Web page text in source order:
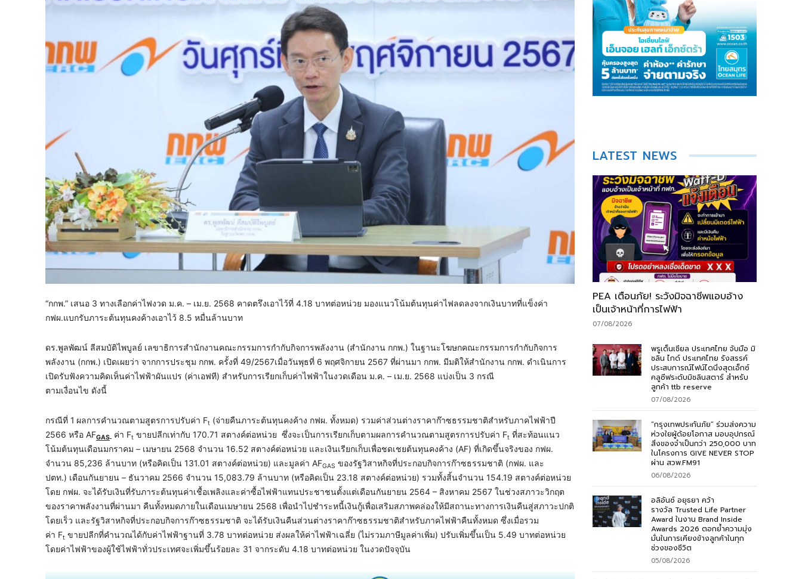
“กกพ.” เสนอ 3 ทางเลือกค่าไฟงวด ม.ค. – เม.ย. 2568 คาดตรึงเอาไว้ที่ 4.18 บาทต่อหน่วย มองแนวโน้มต้นทุนค่าไฟลดลงจากเงินบาทที่แข็งค่า
กฟผ.แบกรับภาระต้นทุนคงค้างเอาไว้ 8.5 หมื่นล้านบาท
ดร.พูลพัฒน์ ลีสมบัติไพบูลย์ เลขาธิการสำนักงานคณะกรรมการกำกับกิจการพลังงาน (สำนักงาน กกพ.) ในฐานะโฆษกคณะกรรมการกำกับกิจการ
พลังงาน (กกพ.) เปิดเผยว่า จากการประชุม กกพ. ครั้งที่ 49/2567เมื่อวันพุธที่ 6 พฤศจิกายน 2567 ที่ผ่านมา กกพ. มีมติให้สำนักงาน กกพ. ดำเนินการ
เปิดรับฟังความคิดเห็นค่าไฟฟ้าผันแปร (ค่าเอฟที) สำหรับการเรียกเก็บค่าไฟฟ้าในงวดเดือน ม.ค. – เม.ย. 2568 แบ่งเป็น 3 กรณี
ตามเงื่อนไข ดังนี้
กรณีที่ 1 ผลการคำนวณตามสูตรการปรับค่า Ft (จ่ายคืนภาระต้นทุนคงค้าง กฟผ. ทั้งหมด) รวมค่าส่วนต่างราคาก๊าซธรรมชาติสำหรับภาคไฟฟ้าปี
2566 หรือ AFGAS ค่า Ft ขายปลีกเท่ากับ 170.71 สตางค์ต่อหน่วย ซึ่งจะเป็นการเรียกเก็บตามผลการคำนวณตามสูตรการปรับค่า Ft ที่สะท้อนแนว
โน้มต้นทุนเดือนมกราคม – เมษายน 2568 จำนวน 16.52 สตางค์ต่อหน่วย และเงินเรียกเก็บเพื่อชดเชยต้นทุนคงค้าง (AF) ที่เกิดขึ้นจริงของ กฟผ.
จำนวน 85,236 ล้านบาท (หรือคิดเป็น 131.01 สตางค์ต่อหน่วย) และมูลค่า AFGAS ของรัฐวิสาหกิจที่ประกอบกิจการก๊าซธรรมชาติ (กฟผ. และ
ปตท.) เดือนกันยายน – ธันวาคม 2566 จำนวน 15,083.79 ล้านบาท (หรือคิดเป็น 23.18 สตางค์ต่อหน่วย) รวมทั้งสิ้นจำนวน 154.19 สตางค์ต่อหน่วย
โดย กฟผ. จะได้รับเงินที่รับภาระต้นทุนค่าเชื้อเพลิงและค่าซื้อไฟฟ้าแทนประชาชนตั้งแต่เดือนกันยายน 2564 – สิงหาคม 2567 ในช่วงสภาวะวิกฤต
ของราคาพลังงานที่ผ่านมา คืนทั้งหมดภายในเดือนเมษายน 2568 เพื่อนำไปชำระหนี้เงินกู้เพื่อเสริมสภาพคล่องให้มีสถานะทางการเงินคืนสู่สภาวะปกติ
โดยเร็ว และรัฐวิสาหกิจที่ประกอบกิจการก๊าซธรรมชาติ จะได้รับเงินคืนส่วนต่างราคาก๊าซธรรมชาติสำหรับภาคไฟฟ้าคืนทั้งหมด ซึ่งเมื่อรวม
ค่า Ft ขายปลีกที่คำนวณได้กับค่าไฟฟ้าฐานที่ 3.78 บาทต่อหน่วย ส่งผลให้ค่าไฟฟ้าเฉลี่ย (ไม่รวมภาษีมูลค่าเพิ่ม) ปรับเพิ่มขึ้นเป็น 5.49 บาทต่อหน่วย
โดยค่าไฟฟ้าของผู้ใช้ไฟฟ้าทั่วประเทศจะเพิ่มขึ้นร้อยละ 31 จากระดับ 4.18 บาทต่อหน่วย ในงวดปัจจุบัน
LATEST NEWS
PEA เตือนภัย! ระวังมิจฉาชีพแอบอ้าง
เป็นเจ้าหน้าที่การไฟฟ้า
07/08/2026
พรูเด็นเชียล ประเทศไทย จับมือ มิ
ชลิน ไกด์ ประเทศไทย รังสรรค์
ประสบการณ์ไฟน์ไดนิ่งสุดเอ็กซ์
คลูซีฟระดับมิชลินสตาร์ สำหรับ
ลูกค้า ttb reserve
07/08/2026
“กรุงเทพประกันภัย” ร่วมส่งความ
ห่วงใยผู้ด้อยโอกาส มอบอุปกรณ์
สิ่งของจำเป็นกว่า 250,000 บาท
ในโครงการ GIVE NEVER STOP
ผ่าน สวพ.FM91
06/08/2026
อลิอันซ์ อยุธยา คว้า
รางวัล Trusted Life Partner
Award ในงาน Brand Inside
Awards 2026 ตอกย้ำความมุ่ง
มั่นในการเคียงข้างลูกค้าในทุก
ช่วงของชีวิต
05/08/2026